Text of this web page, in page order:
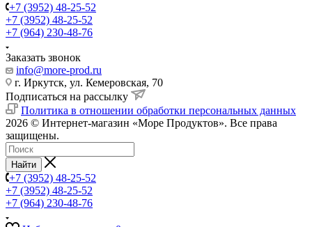
+7 (3952) 48-25-52
+7 (3952) 48-25-52
+7 (964) 230-48-76
Заказать звонок
info@more-prod.ru
г. Иркутск, ул. Кемеровская, 70
Подписаться на рассылку
Политика в отношении обработки персональных данных
2026 © Интернет-магазин «Море Продуктов». Все права
защищены.
Найти
+7 (3952) 48-25-52
+7 (3952) 48-25-52
+7 (964) 230-48-76